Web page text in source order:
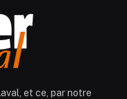
et ce, par notre